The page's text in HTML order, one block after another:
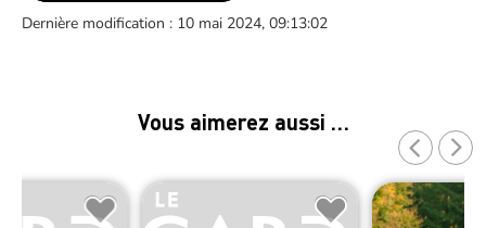
Dernière modification : 10 mai 2024, 09:13:02
Vous aimerez aussi …